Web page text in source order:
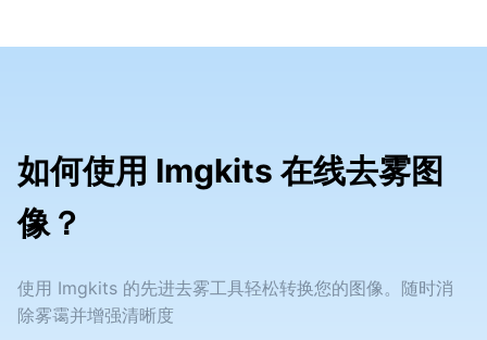
如何使用 Imgkits 在线去雾图
像？
使用 Imgkits 的先进去雾工具轻松转换您的图像。随时消
除雾霭并增强清晰度